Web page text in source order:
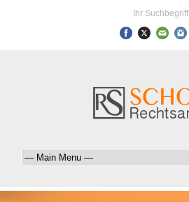
Ihr Suchbegriff